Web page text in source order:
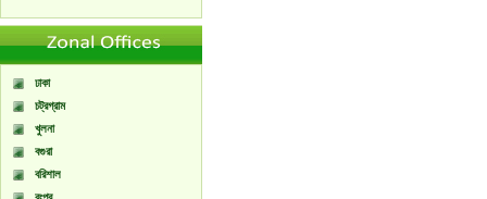
ঢাকা
চট্রগ্রাম
খুলনা
বগুরা
বরিশাল